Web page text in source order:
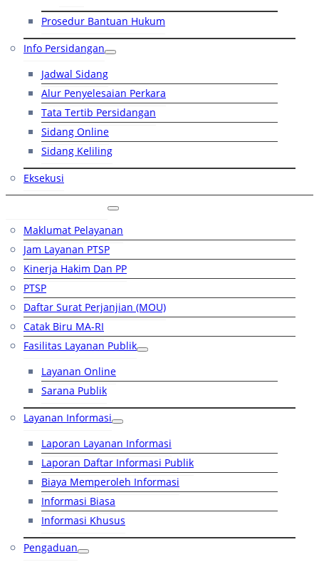
Prosedur Bantuan Hukum
Info Persidangan
Jadwal Sidang
Alur Penyelesaian Perkara
Tata Tertib Persidangan
Sidang Online
Sidang Keliling
Eksekusi
Maklumat Pelayanan
Jam Layanan PTSP
Kinerja Hakim Dan PP
PTSP
Daftar Surat Perjanjian (MOU)
Catak Biru MA-RI
Fasilitas Layanan Publik
Layanan Online
Sarana Publik
Layanan Informasi
Laporan Layanan Informasi
Laporan Daftar Informasi Publik
Biaya Memperoleh Informasi
Informasi Biasa
Informasi Khusus
Pengaduan